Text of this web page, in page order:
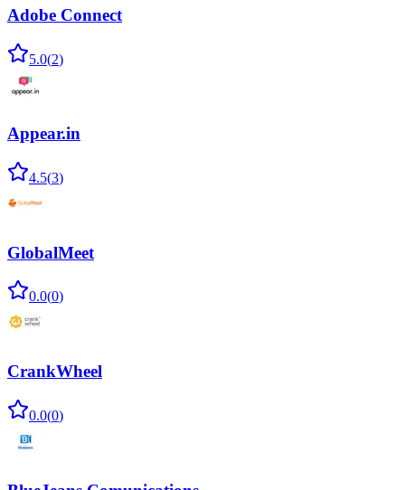
Adobe Connect
5.0(2)
Appear.in
4.5(3)
GlobalMeet
0.0(0)
CrankWheel
0.0(0)